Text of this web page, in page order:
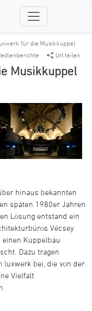
für die Musikkuppel
Url teilen
Musikkuppel
hinaus bekannten
späten 1980er Jahren
Lösung entstand ein
Vécsey
Kuppelbau
Dazu tragen
luxwerk bei, die von der
Vielfalt